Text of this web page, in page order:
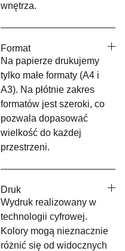
wnętrza.
Format
Na papierze drukujemy
tylko małe formaty (A4 i
A3). Na płótnie zakres
formatów jest szeroki, co
pozwala dopasować
wielkość do każdej
przestrzeni.
Druk
Wydruk realizowany w
technologii cyfrowej.
Kolory mogą nieznacznie
różnić się od widocznych